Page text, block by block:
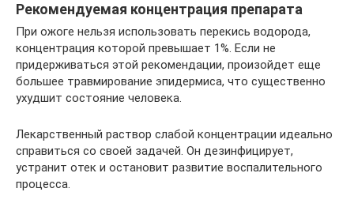
Рекомендуемая концентрация препарата
При ожоге нельзя использовать перекись водорода,
концентрация которой превышает 1%. Если не
придерживаться этой рекомендации, произойдет еще
большее травмирование эпидермиса, что существенно
ухудшит состояние человека.
Лекарственный раствор слабой концентрации идеально
справиться со своей задачей. Он дезинфицирует,
устранит отек и остановит развитие воспалительного
процесса.